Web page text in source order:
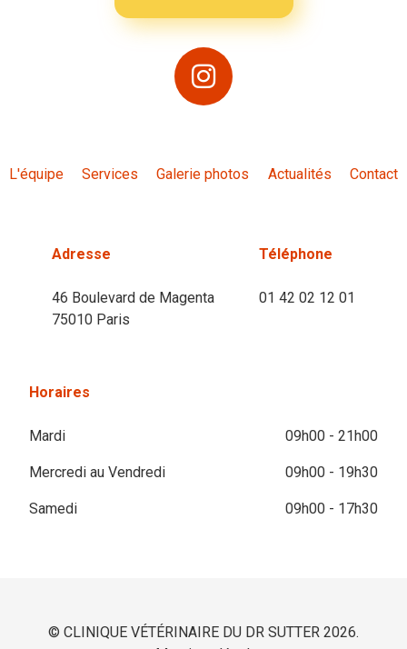
L'équipe Services Galerie photos Actualités Contact
Adresse
46 Boulevard de Magenta
75010 Paris
Téléphone
01 42 02 12 01
Horaires
Mardi 09h00 - 21h00
Mercredi au Vendredi 09h00 - 19h30
Samedi 09h00 - 17h30
© CLINIQUE VÉTÉRINAIRE DU DR SUTTER 2026.